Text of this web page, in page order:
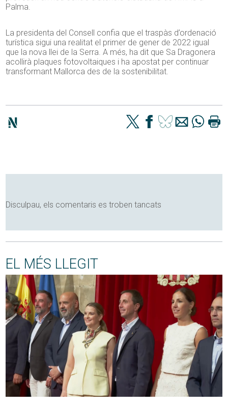
Palma.
La presidenta del Consell confia que el traspàs d’ordenació
turística sigui una realitat el primer de gener de 2022 igual
que la nova llei de la Serra. A més, ha dit que Sa Dragonera
acollirà plaques fotovoltaiques i ha apostat per continuar
transformant Mallorca des de la sostenibilitat.
Disculpau, els comentaris es troben tancats
EL MÉS LLEGIT